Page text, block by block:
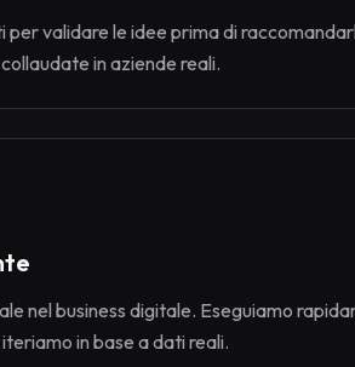
per validare le idee prima di
in aziende reali.
nel business digitale. Eseguiamo
in base a dati reali.